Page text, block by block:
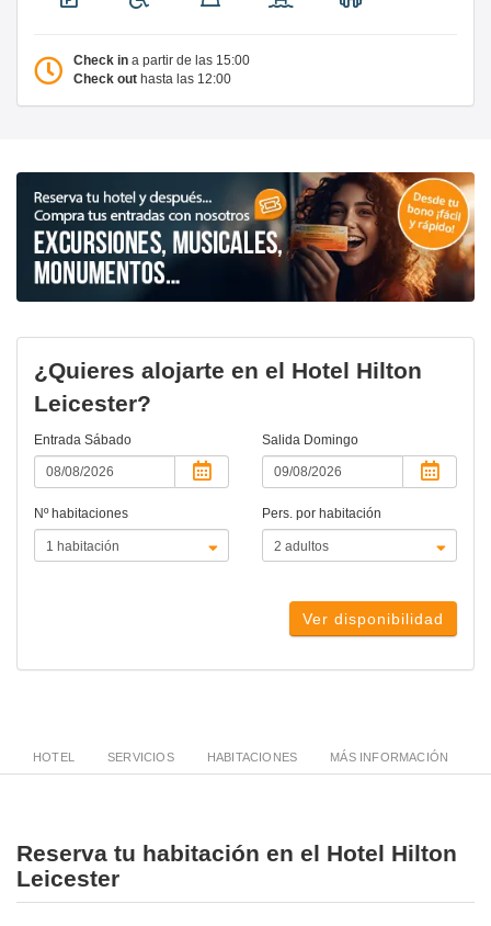
Check in a partir de las 15:00
Check out hasta las 12:00
¿Quieres alojarte en el Hotel Hilton
Leicester?
Entrada Sábado Salida Domingo
Nº habitaciones Pers. por habitación
Ver disponibilidad
HOTEL SERVICIOS HABITACIONES MÁS INFORMACIÓN
Reserva tu habitación en el Hotel Hilton
Leicester